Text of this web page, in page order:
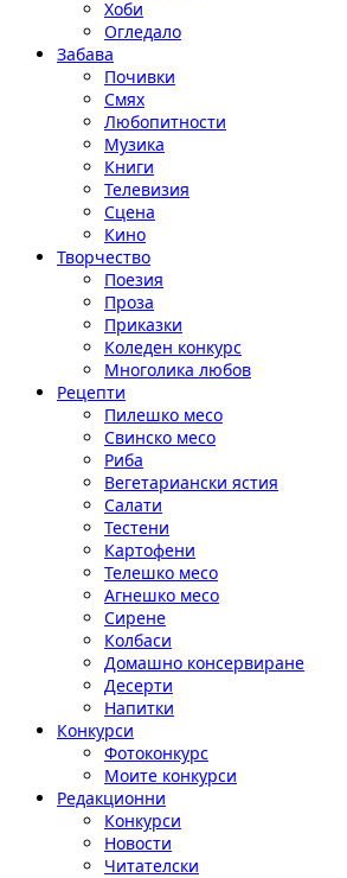
Хоби
Огледало
Забава
Почивки
Смях
Любопитности
Музика
Книги
Телевизия
Сцена
Кино
Творчество
Поезия
Проза
Приказки
Коледен конкурс
Многолика любов
Рецепти
Пилешко месо
Свинско месо
Риба
Вегетариански ястия
Салати
Тестени
Картофени
Телешко месо
Агнешко месо
Сирене
Колбаси
Домашно консервиране
Десерти
Напитки
Конкурси
Фотоконкурс
Моите конкурси
Редакционни
Конкурси
Новости
Читателски